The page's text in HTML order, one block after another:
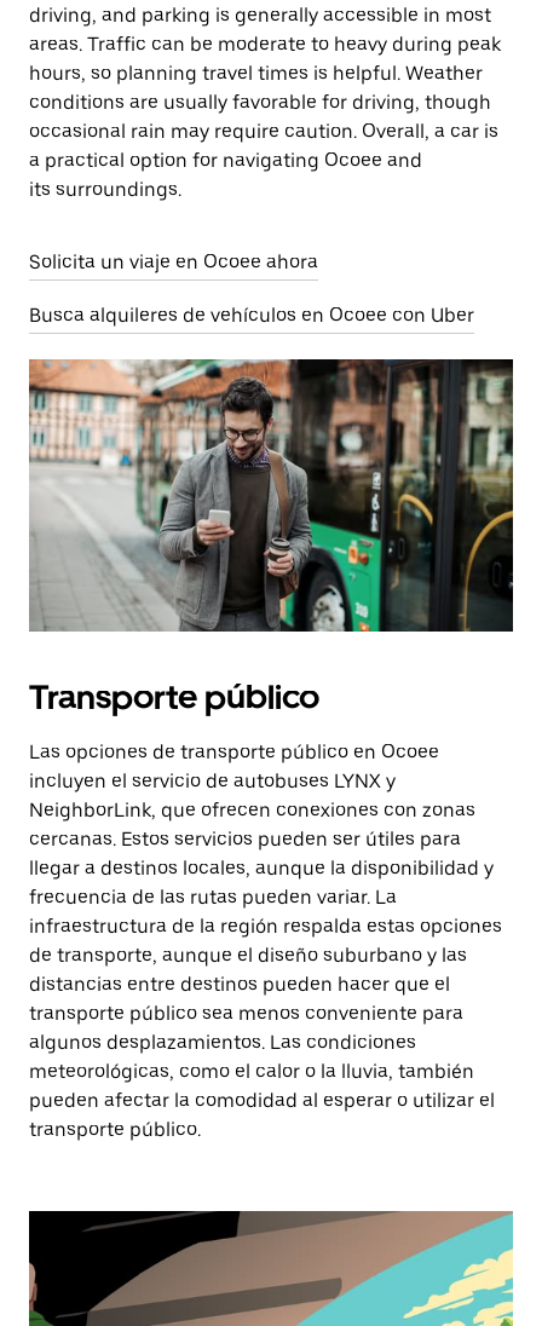
driving, and parking is generally accessible in most
areas. Traffic can be moderate to heavy during peak
hours, so planning travel times is helpful. Weather
conditions are usually favorable for driving, though
occasional rain may require caution. Overall, a car is
a practical option for navigating Ocoee and
its surroundings.
Solicita un viaje en Ocoee ahora
Busca alquileres de vehículos en Ocoee con Uber
Transporte público
Las opciones de transporte público en Ocoee
incluyen el servicio de autobuses LYNX y
NeighborLink, que ofrecen conexiones con zonas
cercanas. Estos servicios pueden ser útiles para
llegar a destinos locales, aunque la disponibilidad y
frecuencia de las rutas pueden variar. La
infraestructura de la región respalda estas opciones
de transporte, aunque el diseño suburbano y las
distancias entre destinos pueden hacer que el
transporte público sea menos conveniente para
algunos desplazamientos. Las condiciones
meteorológicas, como el calor o la lluvia, también
pueden afectar la comodidad al esperar o utilizar el
transporte público.